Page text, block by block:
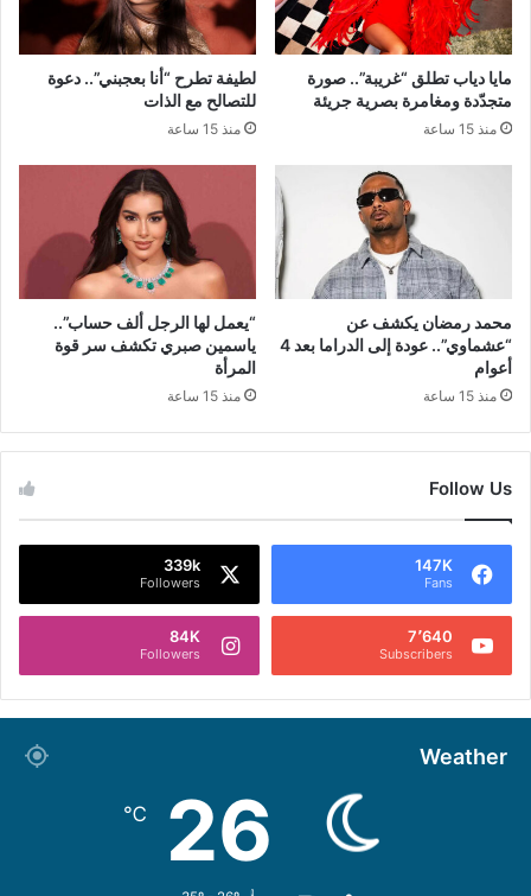
مايا دياب تطلق “غريبة”.. صورة
متجدّدة ومغامرة بصرية جريئة
منذ 15 ساعة
لطيفة تطرح “أنا بعجبني”.. دعوة
للتصالح مع الذات
منذ 15 ساعة
محمد رمضان يكشف عن
“عشماوي”.. عودة إلى الدراما بعد 4
أعوام
منذ 15 ساعة
“يعمل لها الرجل ألف حساب”..
ياسمين صبري تكشف سر قوة
المرأة
منذ 15 ساعة
Follow Us
147K
Fans
339k
Followers
7٬640
Subscribers
84K
Followers
Weather
26
℃